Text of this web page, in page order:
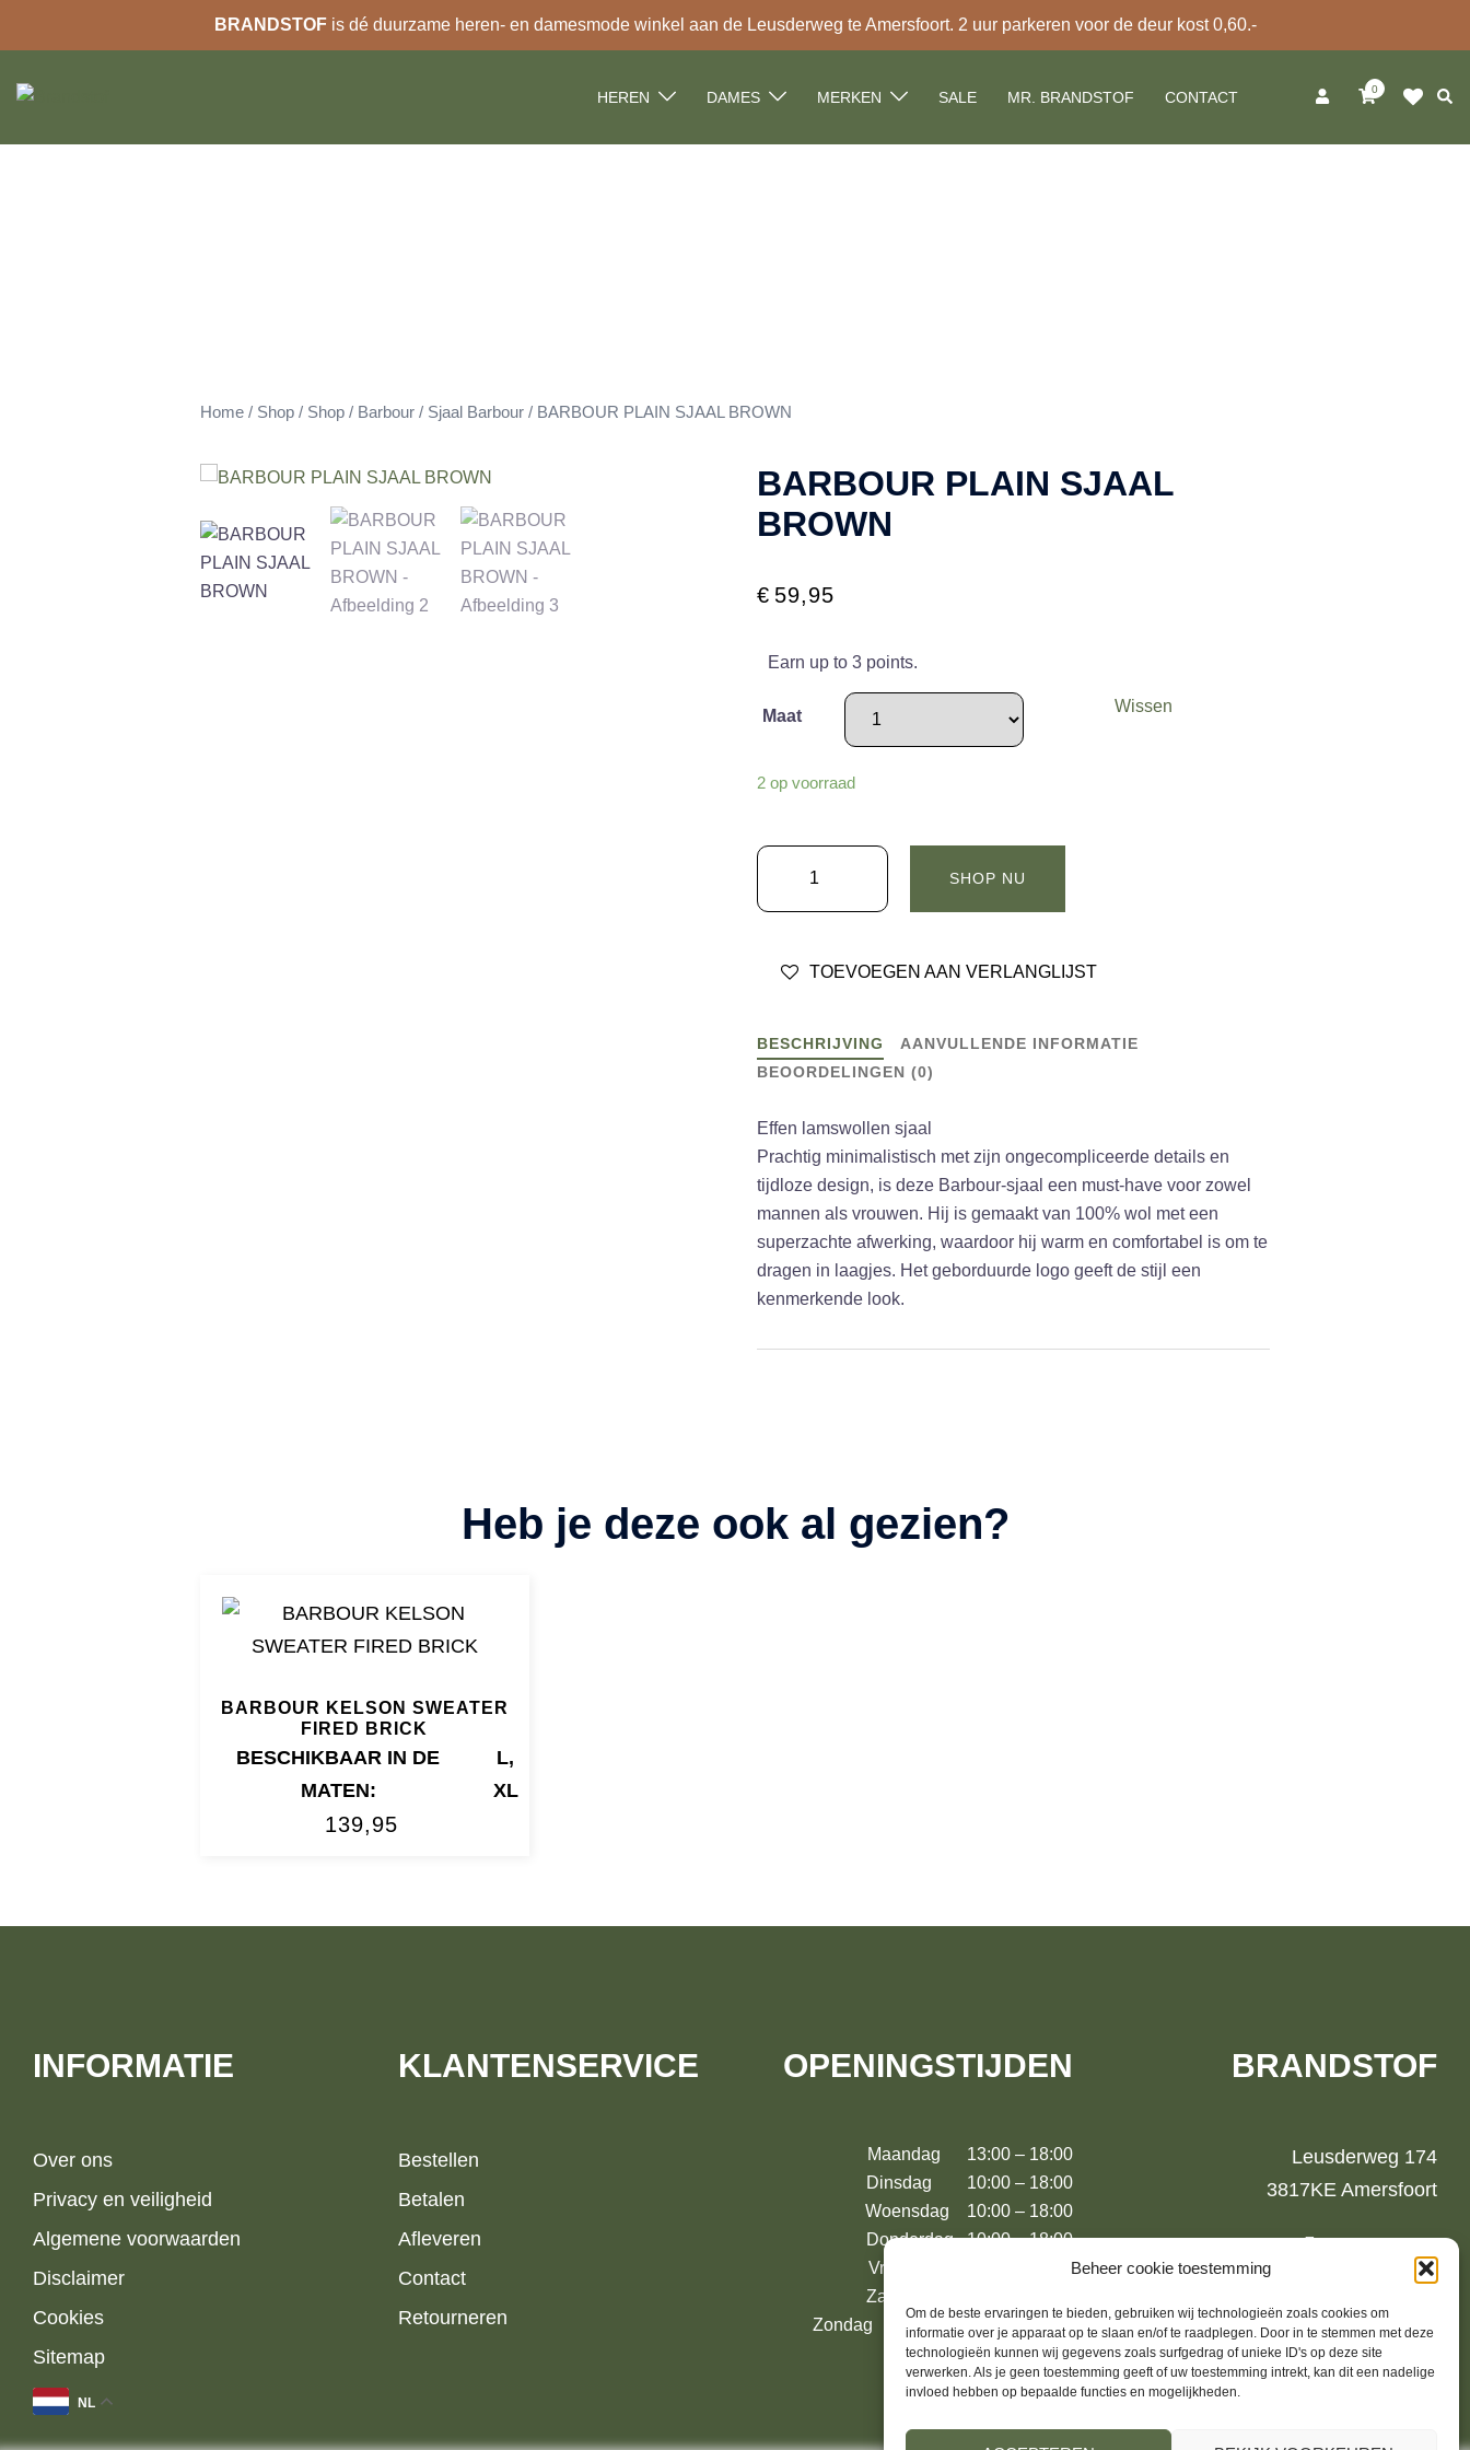
Beheer cookie toestemming
Om de beste ervaringen te bieden, gebruiken wij technologieën zoals cookies om
informatie over je apparaat op te slaan en/of te raadplegen. Door in te stemmen met deze
technologieën kunnen wij gegevens zoals surfgedrag of unieke ID's op deze site
verwerken. Als je geen toestemming geeft of uw toestemming intrekt, kan dit een nadelige
invloed hebben op bepaalde functies en mogelijkheden.
BRANDSTOFis dé duurzame heren- en damesmode winkel aan de Leusderweg te Amersfoort. 2 uur parkeren voor de deur kost 0,60.-
naar
inhoud
HEREN DAMES MERKEN SALE MR. BRANDSTOF CONTACT 0
Home / Shop / Shop / Barbour / Sjaal Barbour / BARBOUR PLAIN SJAAL BROWN
BARBOUR PLAIN SJAAL
BROWN
€ 59,95
Earn up to 3 points.
Maat
Wissen
2 op voorraad
BARBOUR
SJAAL
aantal
SHOP NU
TOEVOEGEN AAN VERLANGLIJST
BESCHRIJVING
AANVULLENDE INFORMATIE
BEOORDELINGEN (0)
Effen lamswollen sjaal
Prachtig minimalistisch met zijn ongecompliceerde details en
tijdloze design, is deze Barbour-sjaal een must-have voor zowel
mannen als vrouwen. Hij is gemaakt van 100% wol met een
superzachte afwerking, waardoor hij warm en comfortabel is om te
dragen in laagjes. Het geborduurde logo geeft de stijl een
kenmerkende look.
BARBOUR KELSON SWEATER
FIRED BRICK
BESCHIKBAAR IN DE
MATEN:
L,
XL
139,95
INFORMATIE
Over ons
Privacy en veiligheid
Algemene voorwaarden
Disclaimer
Cookies
Sitemap
NL
KLANTENSERVICE
Bestellen
Betalen
Afleveren
Contact
Retourneren
OPENINGSTIJDEN
Maandag 13:00 – 18:00
Dinsdag 10:00 – 18:00
Woensdag 10:00 – 18:00
Donderdag 10:00 – 18:00
Vrijdag 10:00 – 18:00
Zaterdag 10:00 – 17:00
Zondag 13:00 – 17:00 (m.u.v.
augustus)
BRANDSTOF
Leusderweg 174
3817KE Amersfoort
06-13739364
jurrien@brandstoffashion.nl